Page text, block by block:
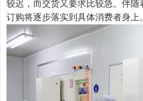
较迟，而交货又要求比较急。伴
订购将逐步落实到具体消费者身上。